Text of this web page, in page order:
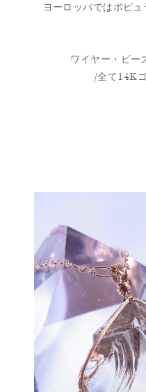
ヨーロッパではポピ
ワイヤー・ビー
/全て14K